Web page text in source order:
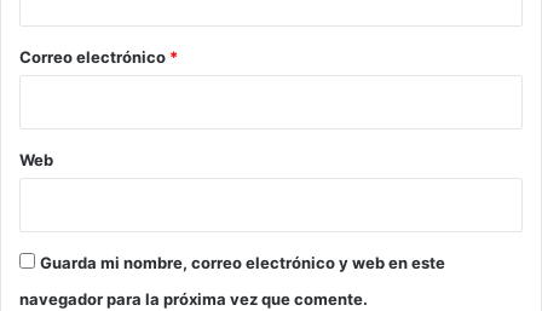
*
Correo electrónico *
Web
Guarda mi nombre, correo electrónico y web en este
navegador para la próxima vez que comente.